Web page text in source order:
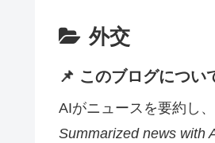
外交
📌 このブログについ
AIがニュースを要約し
Summarized news with